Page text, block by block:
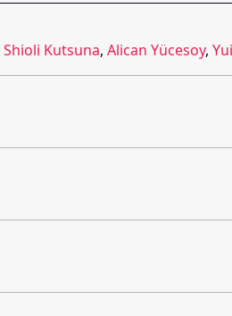
Shioli Kutsuna, Alican Yücesoy,